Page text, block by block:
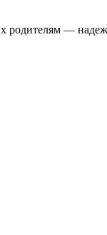
родителям —